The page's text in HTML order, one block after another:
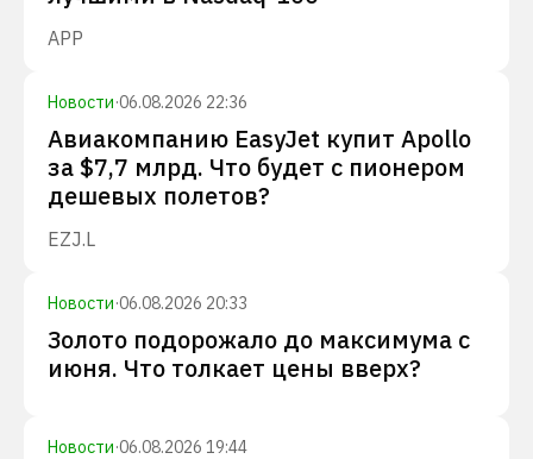
APP
Новости·06.08.2026 22:36
Авиакомпанию EasyJet купит Apollo
за $7,7 млрд. Что будет с пионером
дешевых полетов?
EZJ.L
Новости·06.08.2026 20:33
Золото подорожало до максимума с
июня. Что толкает цены вверх?
Новости·06.08.2026 19:44